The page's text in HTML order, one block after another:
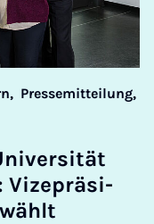
Pressemitteilung,
Vi­ze­prä­si­